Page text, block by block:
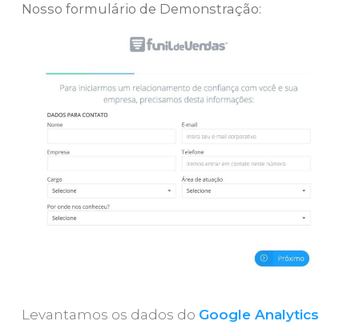
Nosso formulário de Demonstração:
Levantamos os dados do Google Analytics